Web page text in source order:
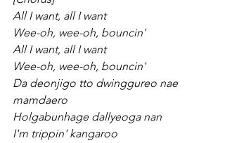
All I want, all I want
Wee-oh, wee-oh, bouncin'
All I want, all I want
Wee-oh, wee-oh, bouncin'
Da deonjigo tto dwinggureo nae
mamdaero
Holgabunhage dallyeoga nan
I'm trippin' kangaroo